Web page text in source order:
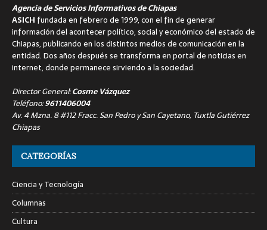
Agencia de Servicios Informativos de Chiapas
ASICH fundada en febrero de 1999, con el fin de generar
información del acontecer político, social y económico del estado de
Chiapas, publicando en los distintos medios de comunicación en la
entidad. Dos años después se transforma en portal de noticias en
internet, donde permanece sirviendo a la sociedad.
Director General:Cosme Vázquez
Teléfono:9611406004
Av. 4 Mzna. 8 #112 Fracc. San Pedro y San Cayetano, Tuxtla Gutiérrez
Chiapas
CATEGORÍAS
Ciencia y Tecnología
Columnas
Cultura